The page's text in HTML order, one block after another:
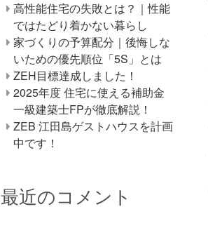
高性能住宅の失敗とは？｜性能
ではたどり着かない暮らし
家づくりの予算配分｜後悔しな
いための優先順位「5S」とは
ZEH目標達成しました！
2025年度 住宅に使える補助金
一級建築士FPが徹底解説！
ZEB 江田島ゲストハウスを計画
中です！
最近のコメント